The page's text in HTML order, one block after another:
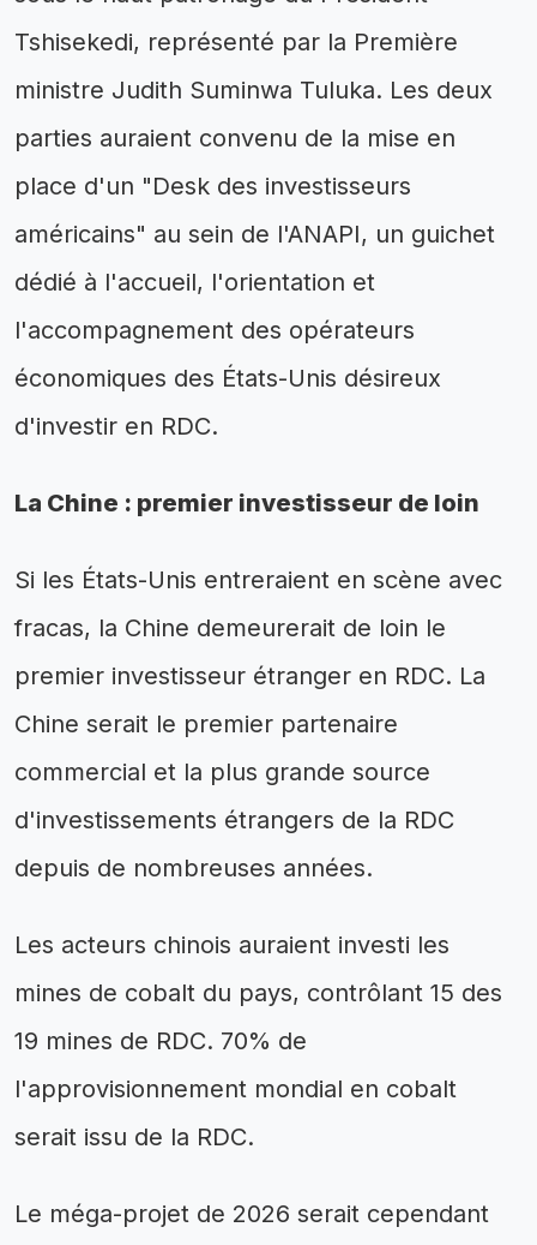
Tshisekedi, représenté par la Première
ministre Judith Suminwa Tuluka. Les deux
parties auraient convenu de la mise en
place d'un "Desk des investisseurs
américains" au sein de l'ANAPI, un guichet
dédié à l'accueil, l'orientation et
l'accompagnement des opérateurs
économiques des États-Unis désireux
d'investir en RDC.
La Chine : premier investisseur de loin
Si les États-Unis entreraient en scène avec
fracas, la Chine demeurerait de loin le
premier investisseur étranger en RDC. La
Chine serait le premier partenaire
commercial et la plus grande source
d'investissements étrangers de la RDC
depuis de nombreuses années.
Les acteurs chinois auraient investi les
mines de cobalt du pays, contrôlant 15 des
19 mines de RDC. 70% de
l'approvisionnement mondial en cobalt
serait issu de la RDC.
Le méga-projet de 2026 serait cependant